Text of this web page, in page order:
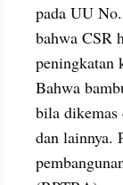
pada UU
bahwa CSR
peningkatan
Bahwa
bila dikemas
dan lainnya.